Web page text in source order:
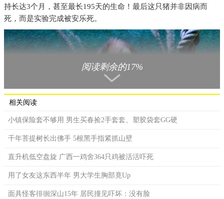
持长达3个月，甚至最长195天的生命！最后这只猪并非因病而
死，而是实验完成被安乐死。
前一直无法克服免疫排斥的问题，不过由于基因编辑技术的进
阅读剩余的17%
相关阅读
小镇保险套不够用 男生买春捡2手套套、塑胶袋套GG硬
千年菩提树长出佛手 5根黑手指紧抓山壁
直升机低空盘旋 广西一鸡舍364只鸡被活活吓死
用了女友这东西半年 男大学生胸部竟Up
面具怪客徘徊深山15年 居民撞见吓坏：没有脸